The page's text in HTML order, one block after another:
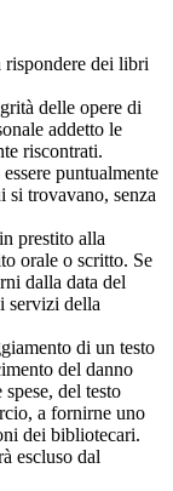
rispondere dei libri
delle opere di
addetto le
riscontrati.
puntualmente
si trovavano, senza
prestito alla
orale o scritto. Se
dalla data del
servizi della
di un testo
del danno
del testo
a fornirne uno
dei bibliotecari.
escluso dal